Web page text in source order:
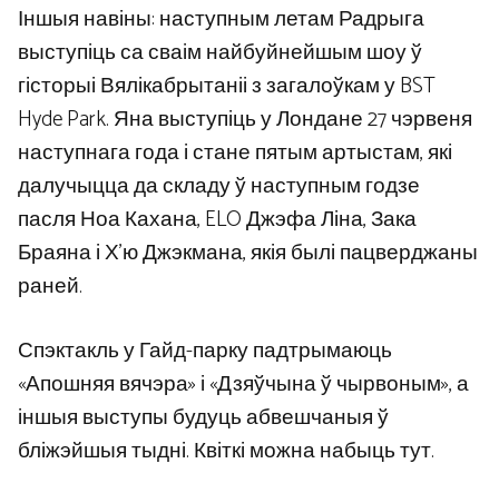
Іншыя навіны: наступным летам Радрыга
выступіць са сваім найбуйнейшым шоу ў
гісторыі Вялікабрытаніі з загалоўкам у BST
Hyde Park. Яна выступіць у Лондане 27 чэрвеня
наступнага года і стане пятым артыстам, які
далучыцца да складу ў наступным годзе
пасля Ноа Кахана, ELO Джэфа Ліна, Зака ​​
Браяна і Х’ю Джэкмана, якія былі пацверджаны
раней.
Спэктакль у Гайд-парку падтрымаюць
«Апошняя вячэра» і «Дзяўчына ў чырвоным», а
іншыя выступы будуць абвешчаныя ў
бліжэйшыя тыдні. Квіткі можна набыць тут.